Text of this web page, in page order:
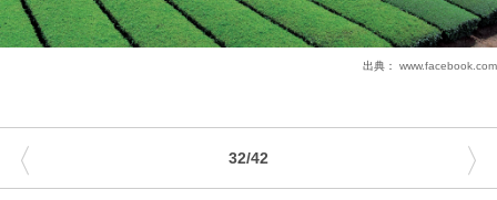
出典： www.facebook.com
32/42
〈 〉